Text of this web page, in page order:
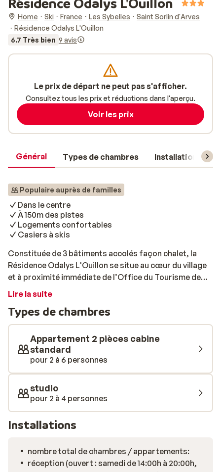
Home Ski France Les Sybelles
Saint Sorlin d'Arves
Résidence Odalys L'Ouillon
6.7 Très bien 9 avis
Général Types de chambres Installations
Populaire auprès de familles
Dans le centre
À 150m des pistes
Logements confortables
Casiers à skis
Constituée de 3 bâtiments accolés façon chalet, la
Résidence Odalys L'Ouillon se situe au cœur du village
et à proximité immédiate de l’Office du Tourisme de
Saint Sorlin d’Arves et du rassemblement de l’Ecole de
enchanteur vous séduiront dès votre arrivée. Saint
Sorlin d’Arves est une station familiale et authentique,
à l’architecture typiquement montagnarde, pour des
vacances au ski en Savoie au cœur d’une nature
préservée. C'est une station-village qui offre de
splendides panoramas, adossée à un sympathique
domaine skiable. Les plus gourmands pourront même
profiter du domaine skiable des Sybelles et de ses 310
kilomètres de pistes pour un séjour au ski entre nature
et grand espace. Pour y accéder, il vous suffira de
parcourir 150 mètres. Ses 67 appartements, pour 4 à 6
bains ou de douche avec WC, couchages confortables
et télévision payante. La majorité des appartements
Lire la suite
Types de chambres
Appartement 2 pièces cabine
standard
pour 2 à 6 personnes
studio
pour 2 à 4 personnes
Installations
nombre total de chambres / appartements:
réception (ouvert : samedi de 14:00h à 20:00h,
Le prix de départ ne peut pas s'afficher.
Consultez tous les prix et réductions dans l'aperçu.
Voir les prix